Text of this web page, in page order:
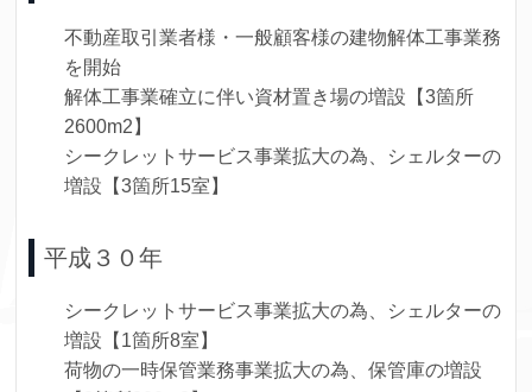
不動産取引業者様・一般顧客様の建物解体工事業務
を開始
解体工事業確立に伴い資材置き場の増設【3箇所
2600m2】
シークレットサービス事業拡大の為、シェルターの
増設【3箇所15室】
平成３０年
シークレットサービス事業拡大の為、シェルターの
増設【1箇所8室】
荷物の一時保管業務事業拡大の為、保管庫の増設